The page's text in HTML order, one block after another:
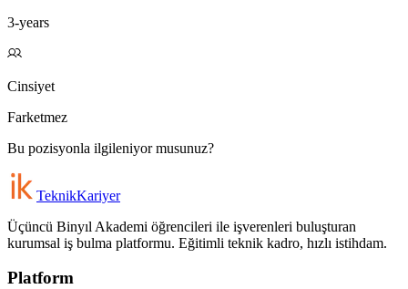
3-years
Cinsiyet
Farketmez
Bu pozisyonla ilgileniyor musunuz?
TeknikKariyer
Üçüncü Binyıl Akademi öğrencileri ile işverenleri buluşturan
kurumsal iş bulma platformu. Eğitimli teknik kadro, hızlı istihdam.
Platform